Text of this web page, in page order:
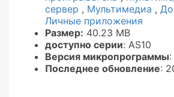
сервер , Мультимедиа ,
Личные приложения
Размер: 40.23 MB
доступно серии: AS10
Версия микропрограммы
Последнее обновление: